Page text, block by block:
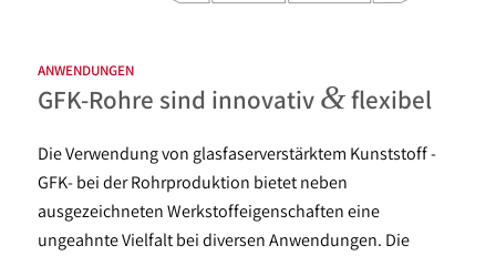
ANWENDUNGEN
GFK-Rohre sind innovativ &flexibel
Die Verwendung von glasfaserverstärktem Kunststoff -
GFK- bei der Rohrproduktion bietet neben
ausgezeichneten Werkstoffeigenschaften eine
ungeahnte Vielfalt bei diversen Anwendungen. Die